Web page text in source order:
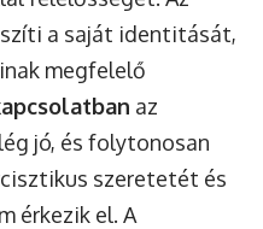
a saját identitását,
megfelelő
az
jó, és folytonosan
szeretetét és
érkezik el. A